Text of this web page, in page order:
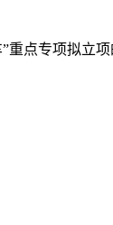
重点专项拟立项